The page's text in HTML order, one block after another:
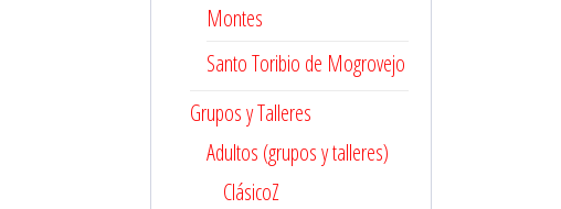
Montes
Santo Toribio de Mogrovejo
Grupos y Talleres
Adultos (grupos y talleres)
ClásicoZ